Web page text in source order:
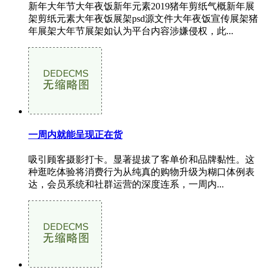
新年大年节大年夜饭新年元素2019猪年剪纸气概新年展
架剪纸元素大年夜饭展架psd源文件大年夜饭宣传展架猪
年展架大年节展架如认为平台内容涉嫌侵权，此...
一周内就能呈现正在货
吸引顾客摄影打卡。显著提拔了客单价和品牌黏性。这
种逛吃体验将消费行为从纯真的购物升级为糊口体例表
达，会员系统和社群运营的深度连系，一周内...